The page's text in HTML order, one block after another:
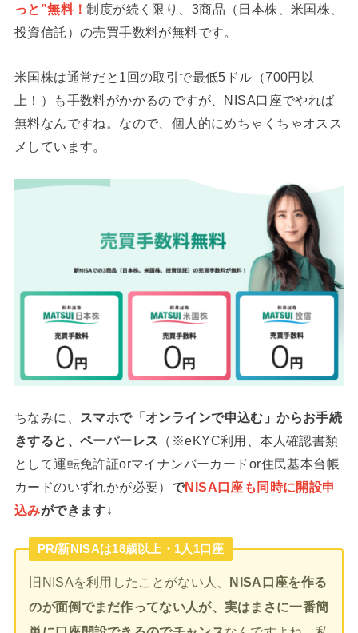
っと”無料！制度が続く限り、3商品（日本株、米国株、
投資信託）の売買手数料が無料です。
米国株は通常だと1回の取引で最低5ドル（700円以
上！）も手数料がかかるのですが、NISA口座でやれば
無料なんですね。なので、個人的にめちゃくちゃオスス
メしています。
ちなみに、
スマホで「オンラインで申込む」からお手続
きすると、ペーパーレス （※eKYC利用、本人確認書類
として運転免許証orマイナンバーカードor住民基本台帳
カードのいずれかが必要） でNISA口座も同時に開設申
込みができます↓
PR/新NISAは18歳以上・1人1口座
旧NISAを利用したことがない人、 NISA口座を作る
のが面倒でまだ作ってない人が、実はまさに一番簡